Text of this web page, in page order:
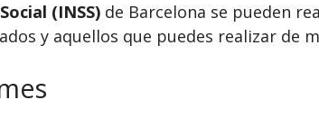
(INSS) de Barcelona se pueden
y aquellos que puedes realizar de